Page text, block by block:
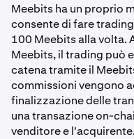
Meebits ha un proprio
consente di fare
100 Meebits alla volta.
Meebits, il trading può
catena tramite il
commissioni vengono
finalizzazione delle
una transazione on-
venditore e l'acquirente.